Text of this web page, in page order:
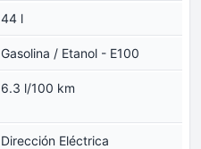
44 l
Gasolina / Etanol - E100
6.3 l/100 km
Dirección Eléctrica